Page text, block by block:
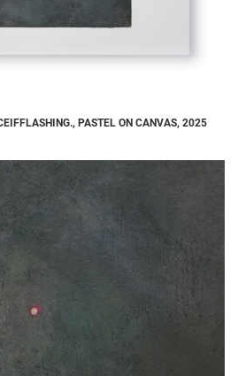
PASTEL ON CANVAS, 2025